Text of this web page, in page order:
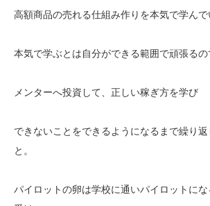
高額商品の売れる仕組み作りを本気で学んで
本気で学ぶとは自分ができる範囲で頑張るの
メンターへ投資して、正しい稼ぎ方を学び
できないことをできるようになるまで繰り返
と。
パイロットの卵は学校に通いパイロットに